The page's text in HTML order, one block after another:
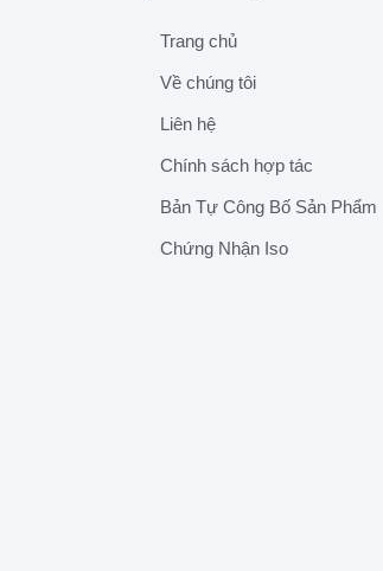
Trang chủ
Về chúng tôi
Liên hệ
Chính sách hợp tác
Bản Tự Công Bố Sản Phẩm
Chứng Nhận Iso